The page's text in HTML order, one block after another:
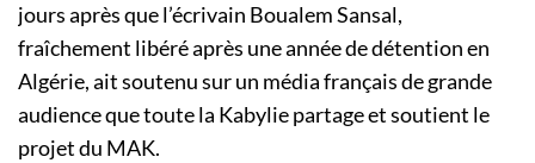
jours après que l’écrivain Boualem Sansal,
fraîchement libéré après une année de détention en
Algérie, ait soutenu sur un média français de grande
audience que toute la Kabylie partage et soutient le
projet du MAK.